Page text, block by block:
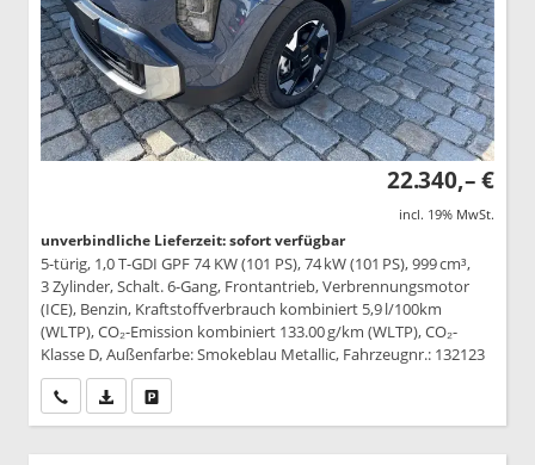
22.340,– €
incl. 19% MwSt.
unverbindliche Lieferzeit: sofort verfügbar
5-türig, 1,0 T-GDI GPF 74 KW (101 PS), 74 kW (101 PS), 999 cm³,
3 Zylinder, Schalt. 6-Gang, Frontantrieb, Verbrennungsmotor
(ICE), Benzin, Kraftstoffverbrauch kombiniert 5,9 l/100km
(WLTP), CO₂-Emission kombiniert 133.00 g/km (WLTP), CO₂-
Klasse D, Außenfarbe: Smokeblau Metallic, Fahrzeugnr.: 132123
Wir rufen Sie anPDF-Datei, Fahrzeugexposé drucken